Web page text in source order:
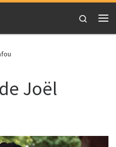
Search
Joël